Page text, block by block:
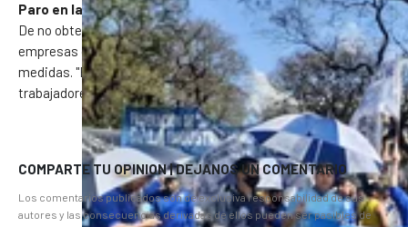
Paro en la industria del papel: ¿qué puede pasar?
De no obtener respuestas concretas por parte de las
empresas o el gobierno, el gremio no descarta profundizar las
medidas. "El conflicto está abierto y el futuro de cientos de
trabajadores está en juego", advirtieron desde el sindicato.
COMPARTE TU OPINION | DEJANOS UN COMENTARIO
Los comentarios publicados son de exclusiva responsabilidad de sus
autores y las consecuencias derivadas de ellos pueden ser pasibles de